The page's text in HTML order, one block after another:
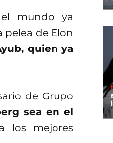
mundo ya
pelea de Elon
quien ya
de Grupo
sea en el
los mejores